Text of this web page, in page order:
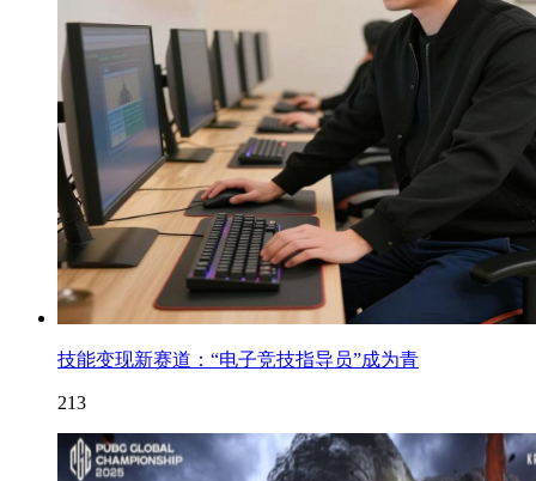
技能变现新赛道：“电子竞技指导员”成为青
213